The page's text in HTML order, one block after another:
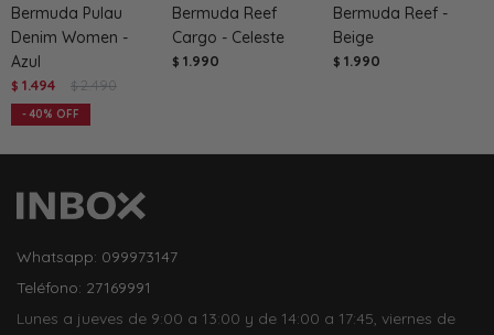
Bermuda Pulau
Denim Women -
Azul
$ 1.494 $ 2.490
40
Bermuda Reef
Cargo - Celeste
$ 1.990
Bermuda Reef -
Beige
$ 1.990
Whatsapp: 099973147
Teléfono: 27169991
Lunes a jueves de 9:00 a 13:00 y de 14:00 a 17:45, viernes de